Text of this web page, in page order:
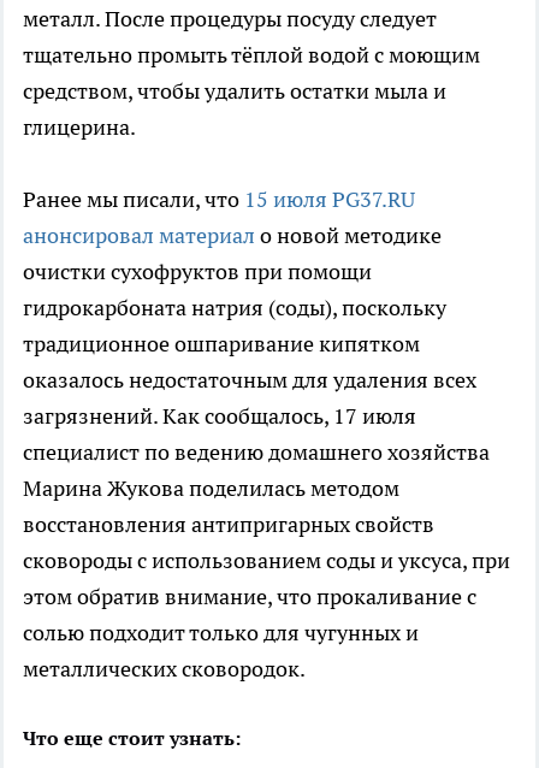
металл. После процедуры посуду следует
тщательно промыть тёплой водой с моющим
средством, чтобы удалить остатки мыла и
глицерина.
Ранее мы писали, что 15 июля PG37.RU
анонсировал материал о новой методике
очистки сухофруктов при помощи
гидрокарбоната натрия (соды), поскольку
традиционное ошпаривание кипятком
оказалось недостаточным для удаления всех
загрязнений. Как сообщалось, 17 июля
специалист по ведению домашнего хозяйства
Марина Жукова поделилась методом
восстановления антипригарных свойств
сковороды с использованием соды и уксуса, при
этом обратив внимание, что прокаливание с
солью подходит только для чугунных и
металлических сковородок.
Что еще стоит узнать: